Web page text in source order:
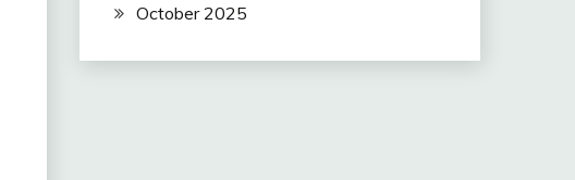
October 2025